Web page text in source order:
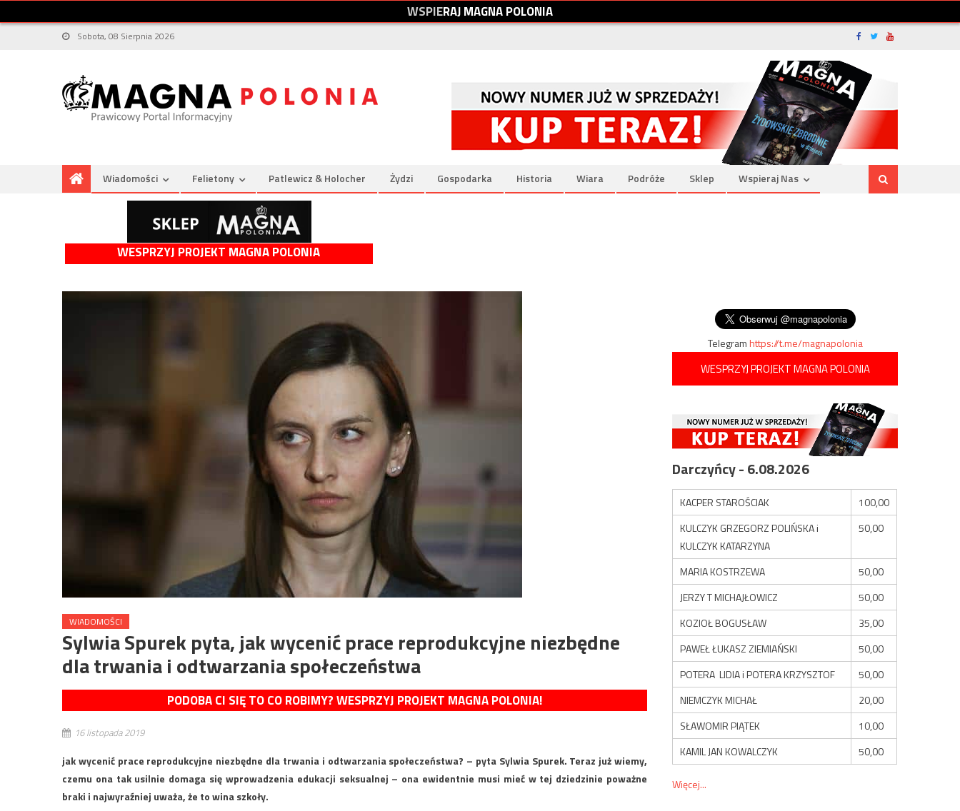
WSPIERAJMAGNAPOLONIA
Sobota, 08 Sierpnia 2026
Wiadomości Felietony Patlewicz & Holocher Żydzi Gospodarka Historia Wiara Podróże Sklep Wspieraj Nas
WESPRZYJ PROJEKT MAGNA POLONIA
WIADOMOŚCI
Sylwia Spurek pyta, jak wycenić prace reprodukcyjne niezbędne
dla trwania i odtwarzania społeczeństwa
PODOBA CI SIĘ TO CO ROBIMY? WESPRZYJ PROJEKT MAGNA POLONIA!
16 listopada 2019
jak wycenić prace reprodukcyjne niezbędne dla trwania i odtwarzania społeczeństwa? – pyta Sylwia Spurek. Teraz już wiemy,
czemu ona tak usilnie domaga się wprowadzenia edukacji seksualnej – ona ewidentnie musi mieć w tej dziedzinie poważne
braki i najwyraźniej uważa, że to wina szkoły.
Telegramhttps://t.me/magnapolonia
WESPRZYJ PROJEKT MAGNA POLONIA
Darczyńcy - 6.08.2026
KACPER STAROŚCIAK
100,00
KULCZYK GRZEGORZ POLIŃSKA i
KULCZYK KATARZYNA
50,00
MARIA KOSTRZEWA
50,00
JERZY T MICHAJŁOWICZ
50,00
KOZIOŁ BOGUSŁAW
35,00
PAWEŁ ŁUKASZ ZIEMIAŃSKI
50,00
POTERA LIDIA i POTERA KRZYSZTOF
50,00
NIEMCZYK MICHAŁ
20,00
SŁAWOMIR PIĄTEK
10,00
KAMIL JAN KOWALCZYK
50,00
Więcej...